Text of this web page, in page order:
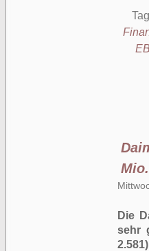
Die
sehr